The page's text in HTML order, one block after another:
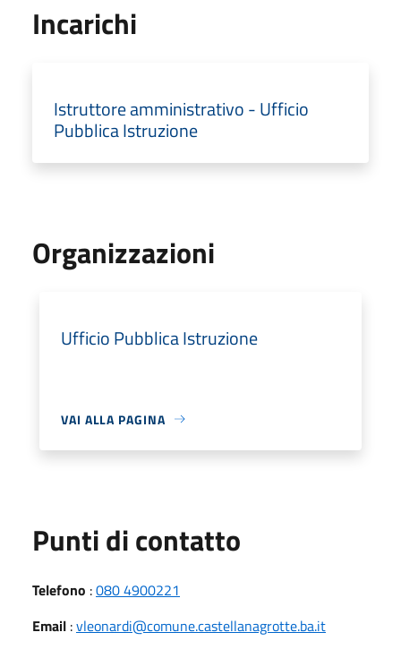
Incarichi
Istruttore amministrativo - Ufficio
Pubblica Istruzione
Organizzazioni
Ufficio Pubblica Istruzione
VAI ALLA PAGINA
Punti di contatto
Telefono :080 4900221
Email :vleonardi@comune.castellanagrotte.ba.it